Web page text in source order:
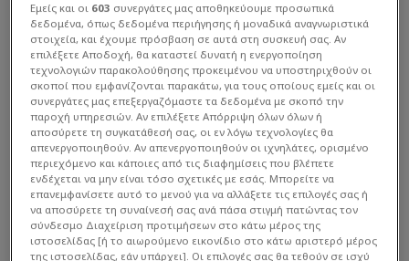
Σύμφωνα με όσα έχουν γίνει γνωστά, η ΚΑΕ
Εμείς και οι 603 συνεργάτες μας αποθηκεύουμε προσωπικά
δεδομένα, όπως δεδομένα περιήγησης ή μοναδικά αναγνωριστικά
στοιχεία, και έχουμε πρόσβαση σε αυτά στη συσκευή σας. Αν
επιλέξετε Αποδοχή, θα καταστεί δυνατή η ενεργοποίηση
τεχνολογιών παρακολούθησης προκειμένου να υποστηριχθούν οι
σκοποί που εμφανίζονται παρακάτω, για τους οποίους εμείς και οι
συνεργάτες μας επεξεργαζόμαστε τα δεδομένα με σκοπό την
παροχή υπηρεσιών. Αν επιλέξετε Απόρριψη όλων όλων ή
αποσύρετε τη συγκατάθεσή σας, οι εν λόγω τεχνολογίες θα
απενεργοποιηθούν. Αν απενεργοποιηθούν οι ιχνηλάτες, ορισμένο
περιεχόμενο και κάποιες από τις διαφημίσεις που βλέπετε
ενδέχεται να μην είναι τόσο σχετικές με εσάς. Μπορείτε να
επανεμφανίσετε αυτό το μενού για να αλλάξετε τις επιλογές σας ή
να αποσύρετε τη συναίνεσή σας ανά πάσα στιγμή πατώντας τον
σύνδεσμο Διαχείριση προτιμήσεων στο κάτω μέρος της
ιστοσελίδας [ή το αιωρούμενο εικονίδιο στο κάτω αριστερό μέρος
της ιστοσελίδας, εάν υπάρχει]. Οι επιλογές σας θα τεθούν σε ισχύ